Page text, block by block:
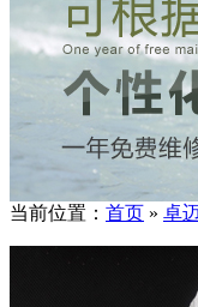
当前位置： 首页 » 卓